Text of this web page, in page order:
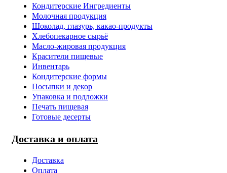
Кондитерские Ингредиенты
Молочная продукция
Шоколад, глазурь, какао-продукты
Хлебопекарное сырьё
Масло-жировая продукция
Красители пищевые
Инвентарь
Кондитерские формы
Посыпки и декор
Упаковка и подложки
Печать пищевая
Готовые десерты
Доставка и оплата
Доставка
Оплата